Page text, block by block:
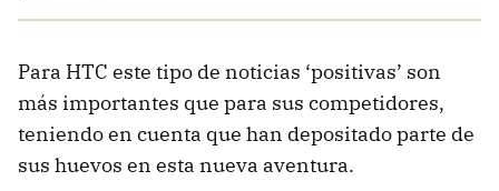
Para HTC este tipo de noticias ‘positivas’ son
más importantes que para sus competidores,
teniendo en cuenta que han depositado parte de
sus huevos en esta nueva aventura.